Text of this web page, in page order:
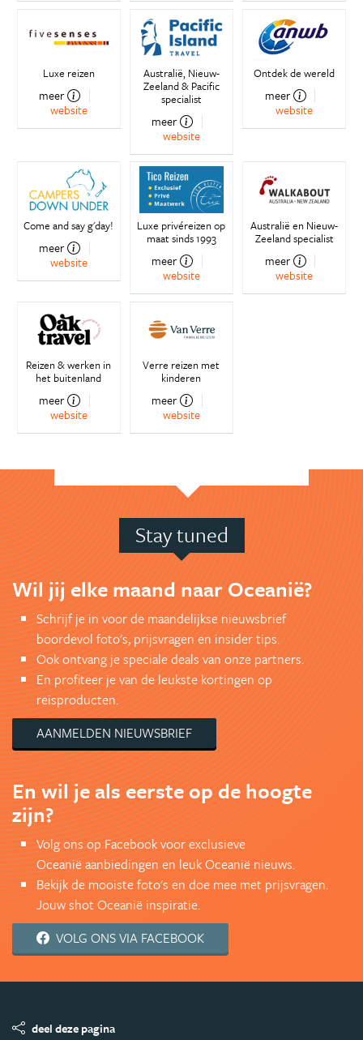
Luxe reizen
meer
website
Australië, Nieuw-
Zeeland & Pacific
specialist
meer
website
Ontdek de wereld
meer
website
Come and say g'day!
meer
website
Luxe privéreizen op
maat sinds 1993
meer
website
Australië en Nieuw-
Zeeland specialist
meer
website
Reizen & werken in
het buitenland
meer
website
Verre reizen met
kinderen
meer
website
Stay tuned
Wil jij elke maand naar Oceanië?
Schrijf je in voor de maandelijkse nieuwsbrief
boordevol foto's, prijsvragen en insider tips.
Ook ontvang je speciale deals van onze partners.
En profiteer je van de leukste kortingen op
reisproducten.
AANMELDEN NIEUWSBRIEF
En wil je als eerste op de hoogte
zijn?
Volg ons op Facebook voor exclusieve
Oceanië aanbiedingen en leuk Oceanië nieuws.
Bekijk de mooiste foto's en doe mee met prijsvragen.
Jouw shot Oceanië inspiratie.
VOLG ONS VIA FACEBOOK
deel deze pagina